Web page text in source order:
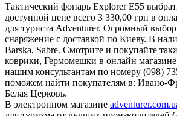
Тактический фонарь Explorer E55
доступной цене всего 3 330,00 грн в
для туриста Adventurer. Огромный выбор
снаряжение с доставкой по Киеву. В
Barska, Sabre. Смотрите и покупайте
коврики, Гермомешки в онлайн
нашим консультантам по номеру (098)
поможем найти покупателям в: Ивано-
Белая Церковь.
В электронном магазине